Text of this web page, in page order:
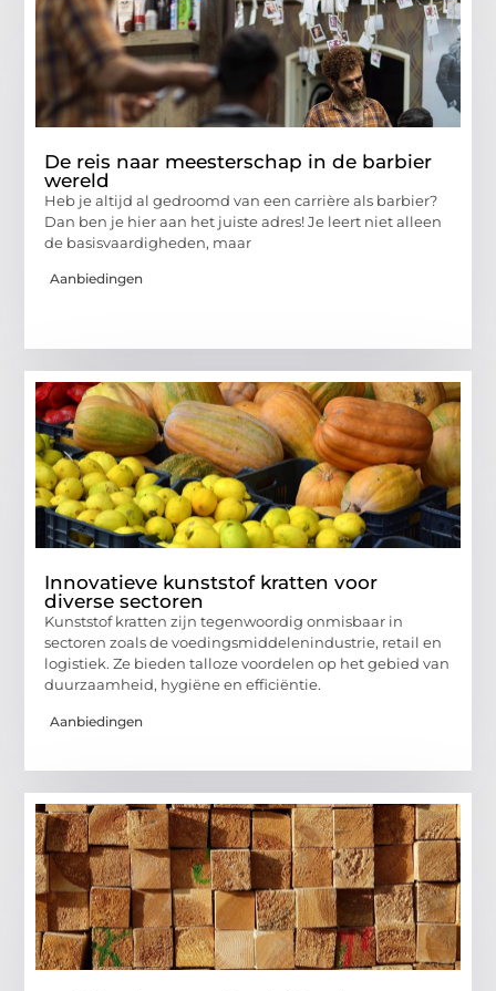
De reis naar meesterschap in de barbier
wereld
Heb je altijd al gedroomd van een carrière als barbier?
Dan ben je hier aan het juiste adres! Je leert niet alleen
de basisvaardigheden, maar
Aanbiedingen
Innovatieve kunststof kratten voor
diverse sectoren
Kunststof kratten zijn tegenwoordig onmisbaar in
sectoren zoals de voedingsmiddelenindustrie, retail en
logistiek. Ze bieden talloze voordelen op het gebied van
duurzaamheid, hygiëne en efficiëntie.
Aanbiedingen